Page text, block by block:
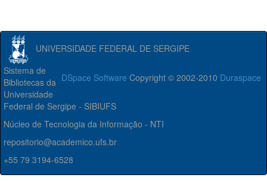
UNIVERSIDADE FEDERAL DE SERGIPE
DSpace Software Copyright © 2002-2010 Duraspace
Sistema de
Bibliotecas da
Universidade
Federal de Sergipe - SIBIUFS
Núcleo de Tecnologia da Informação - NTI
repositorio@academico.ufs.br
+55 79 3194-6528